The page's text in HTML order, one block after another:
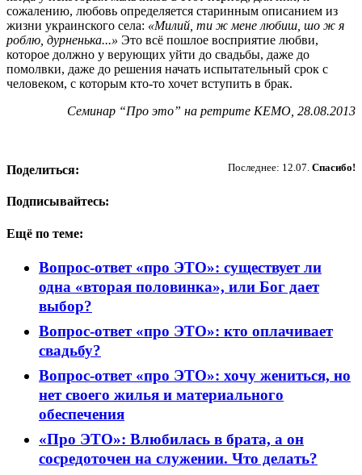
сожалению, любовь определяется старинным описанием из
жизни украинского села: «Милий, ти ж мене любиш, шо ж я
роблю, дурненька...» Это всё пошлое восприятие любви,
которое должно у верующих уйти до свадьбы, даже до
помолвки, даже до решения начать испытательный срок с
человеком, с которым кто-то хочет вступить в брак.
Семинар “Про это” на ретрите КЕМО, 28.08.2013
Последнее: 12.07. Спасибо!
Поделиться:
Подписывайтесь:
Ещё по теме:
Вопрос-ответ «про ЭТО»: существует ли
одна «вторая половинка», или Бог дает
выбор?
Вопрос-ответ «про ЭТО»: кто оплачивает
свадьбу?
Вопрос-ответ «про ЭТО»: хочу жениться, но
нет своего жилья и материального
обеспечения
«Про ЭТО»: Влюбилась в брата, а он
сосредоточен на служении. Что делать?